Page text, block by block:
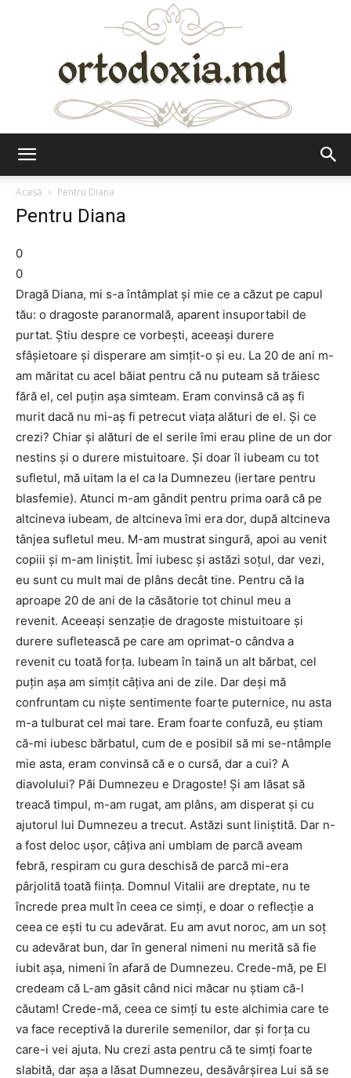
Acasă
Pentru Diana
Pentru Diana
0
0
Dragă Diana, mi s-a întâmplat și mie ce a căzut pe capul
tău: o dragoste paranormală, aparent insuportabil de
purtat. Știu despre ce vorbești, aceeași durere
sfâșietoare și disperare am simțit-o și eu. La 20 de ani m-
am măritat cu acel băiat pentru că nu puteam să trăiesc
fără el, cel puțin așa simteam. Eram convinsă că aș fi
murit dacă nu mi-aș fi petrecut viața alături de el. Și ce
crezi? Chiar și alături de el serile îmi erau pline de un dor
nestins și o durere mistuitoare. Și doar îl iubeam cu tot
sufletul, mă uitam la el ca la Dumnezeu (iertare pentru
blasfemie). Atunci m-am gândit pentru prima oară că pe
altcineva iubeam, de altcineva îmi era dor, după altcineva
tânjea sufletul meu. M-am mustrat singură, apoi au venit
copiii și m-am liniștit. Îmi iubesc și astăzi soțul, dar vezi,
eu sunt cu mult mai de plâns decât tine. Pentru că la
aproape 20 de ani de la căsătorie tot chinul meu a
revenit. Aceeași senzație de dragoste mistuitoare și
durere sufletească pe care am oprimat-o cândva a
revenit cu toată forța. Iubeam în taină un alt bărbat, cel
puțin așa am simțit câțiva ani de zile. Dar deși mă
confruntam cu niște sentimente foarte puternice, nu asta
m-a tulburat cel mai tare. Eram foarte confuză, eu ştiam
că-mi iubesc bărbatul, cum de e posibil să mi se-ntâmple
mie asta, eram convinsă că e o cursă, dar a cui? A
diavolului? Păi Dumnezeu e Dragoste! Și am lăsat să
treacă timpul, m-am rugat, am plâns, am disperat și cu
ajutorul lui Dumnezeu a trecut. Astăzi sunt liniștită. Dar n-
a fost deloc ușor, câțiva ani umblam de parcă aveam
febră, respiram cu gura deschisă de parcă mi-era
pârjolită toată ființa. Domnul Vitalii are dreptate, nu te
încrede prea mult în ceea ce simți, e doar o reflecție a
ceea ce ești tu cu adevărat. Eu am avut noroc, am un soț
cu adevărat bun, dar în general nimeni nu merită să fie
iubit așa, nimeni în afară de Dumnezeu. Crede-mă, pe El
credeam că L-am găsit când nici măcar nu știam că-l
căutam! Crede-mă, ceea ce simți tu este alchimia care te
va face receptivă la durerile semenilor, dar și forța cu
care-i vei ajuta. Nu crezi asta pentru că te simți foarte
slabită, dar așa a lăsat Dumnezeu, desăvârșirea Lui să se